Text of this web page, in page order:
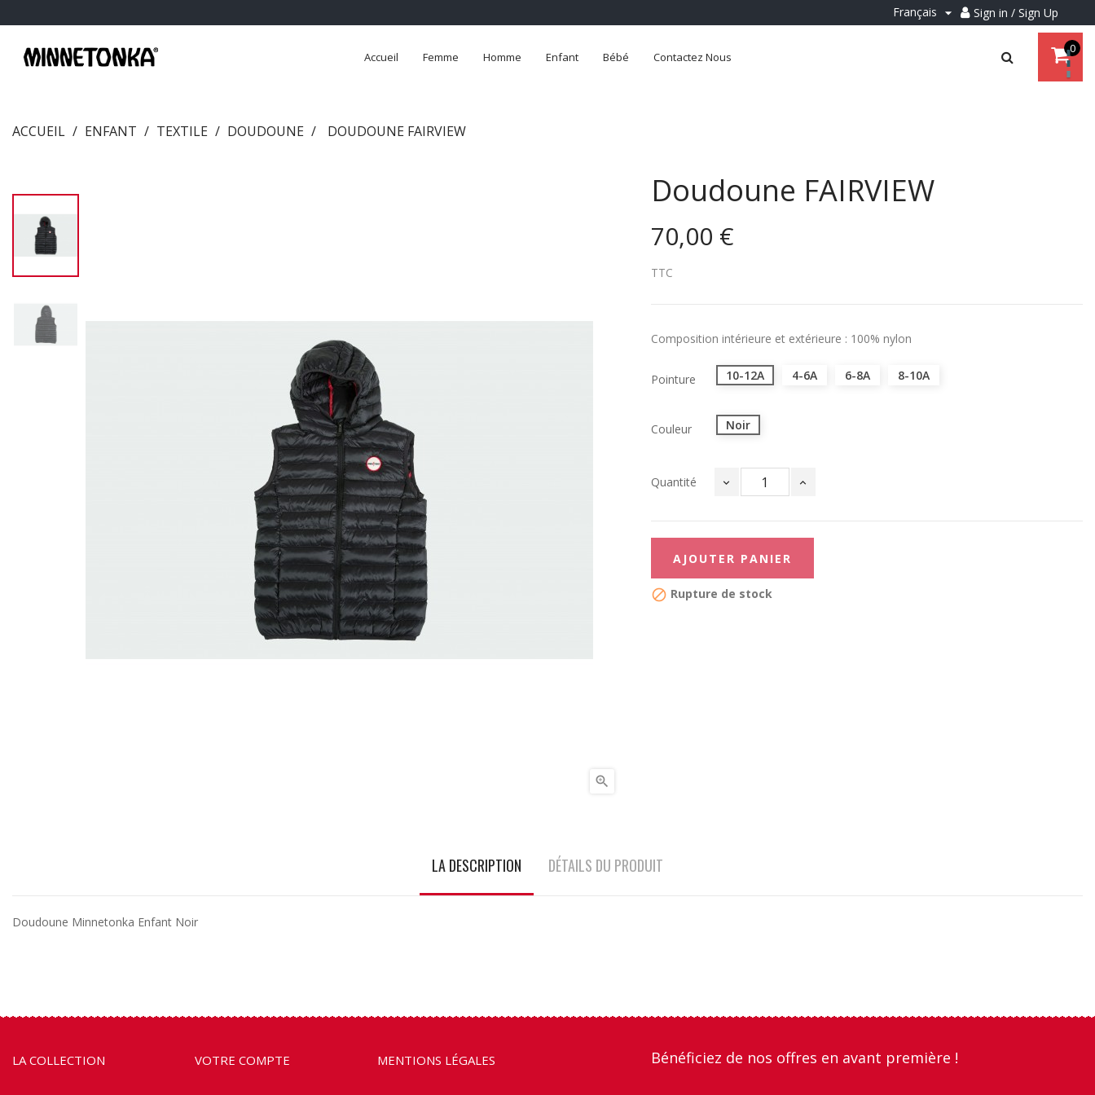
Français  Sign in / Sign Up
Accueil Femme Homme Enfant Bébé Contactez Nous
0
ACCUEIL ENFANT TEXTILE DOUDOUNE DOUDOUNE FAIRVIEW

Doudoune FAIRVIEW
70,00 €
TTC
Composition intérieure et extérieure : 100% nylon
Pointure 10-12A 4-6A 6-8A 8-10A
Couleur Noir
Quantité
AJOUTER PANIER
 Rupture de stock
LA DESCRIPTION DÉTAILS DU PRODUIT
Doudoune Minnetonka Enfant Noir
LA COLLECTION VOTRE COMPTE MENTIONS LÉGALES Bénéficiez de nos offres en avant première !